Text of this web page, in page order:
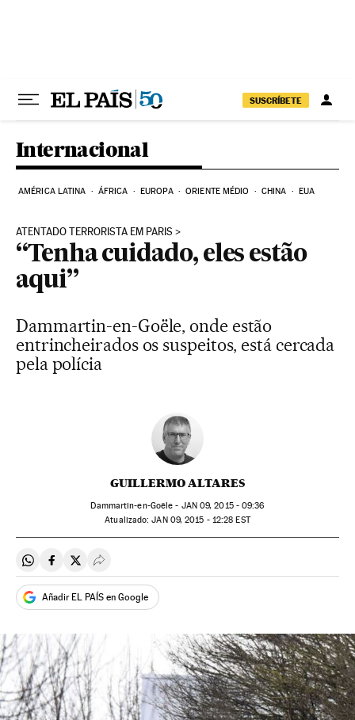
SUSCRÍBETE
Internacional
AMÉRICA LATINA ÁFRICA EUROPA ORIENTE MÉDIO CHINA EUA
ATENTADO TERRORISTA EM PARIS
“Tenha cuidado, eles estão
aqui”
Dammartin-en-Goële, onde estão
entrincheirados os suspeitos, está cercada
pela polícia
GUILLERMO ALTARES
Dammartin-en-Goële - JAN09, 2015 - 09:36
atualizado: JAN09, 2015 - 12:28 EST
Compartir en Whatsapp
Compartir en Facebook
Compartir en Twitter
Desplegar Redes Sociales
Añadir EL PAÍS en Google